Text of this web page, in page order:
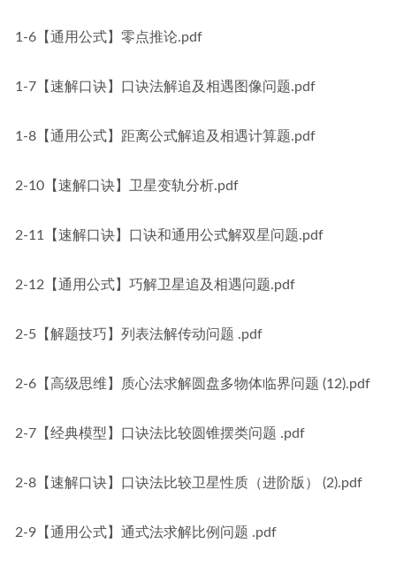
1-6【通用公式】零点推论.pdf
1-7【速解口诀】口诀法解追及相遇图像问题.pdf
1-8【通用公式】距离公式解追及相遇计算题.pdf
2-10【速解口诀】卫星变轨分析.pdf
2-11【速解口诀】口诀和通用公式解双星问题.pdf
2-12【通用公式】巧解卫星追及相遇问题.pdf
2-5【解题技巧】列表法解传动问题 .pdf
2-6【高级思维】质心法求解圆盘多物体临界问题 (12).pdf
2-7【经典模型】口诀法比较圆锥摆类问题 .pdf
2-8【速解口诀】口诀法比较卫星性质（进阶版） (2).pdf
2-9【通用公式】通式法求解比例问题 .pdf